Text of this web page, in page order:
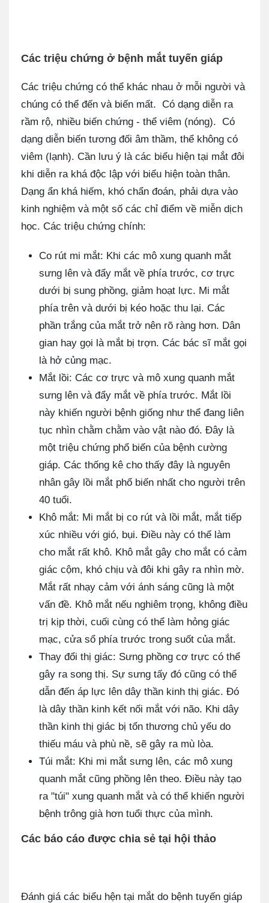
Các triệu chứng ở bệnh mắt tuyến giáp
Các triệu chứng có thể khác nhau ở mỗi người và
chúng có thể đến và biến mất. Có dạng diễn ra
rầm rộ, nhiều biến chứng - thể viêm (nóng). Có
dạng diễn biến tương đối âm thầm, thể không có
viêm (lạnh). Cần lưu ý là các biểu hiện tại mắt đôi
khi diễn ra khá độc lập với biểu hiện toàn thân.
Dạng ẩn khá hiếm, khó chẩn đoán, phải dựa vào
kinh nghiệm và một số các chỉ điểm về miễn dịch
học. Các triệu chứng chính:
Co rút mi mắt: Khi các mô xung quanh mắt
sưng lên và đẩy mắt về phía trước, cơ trực
dưới bị sung phồng, giảm hoạt lực. Mi mắt
phía trên và dưới bị kéo hoặc thu lại. Các
phần trắng của mắt trở nên rõ ràng hơn. Dân
gian hay gọi là mắt bị trợn. Các bác sĩ mắt gọi
là hở củng mạc.
Mắt lồi: Các cơ trực và mô xung quanh mắt
sưng lên và đẩy mắt về phía trước. Mắt lồi
này khiến người bệnh giống như thể đang liên
tục nhìn chằm chằm vào vật nào đó. Đây là
một triệu chứng phổ biến của bệnh cường
giáp. Các thống kê cho thấy đây là nguyên
nhân gây lồi mắt phổ biến nhất cho người trên
40 tuổi.
Khô mắt: Mi mắt bị co rút và lồi mắt, mắt tiếp
xúc nhiều với gió, bụi. Điều này có thể làm
cho mắt rất khô. Khô mắt gây cho mắt có cảm
giác cộm, khó chịu và đôi khi gây ra nhìn mờ.
Mắt rất nhạy cảm với ánh sáng cũng là một
vấn đề. Khô mắt nếu nghiêm trọng, không điều
trị kịp thời, cuối cùng có thể làm hỏng giác
mạc, cửa sổ phía trước trong suốt của mắt.
Thay đổi thị giác: Sưng phồng cơ trực có thể
gây ra song thị. Sự sưng tấy đó cũng có thể
dẫn đến áp lực lên dây thần kinh thị giác. Đó
là dây thần kinh kết nối mắt với não. Khi dây
thần kinh thị giác bị tổn thương chủ yếu do
thiếu máu và phù nề, sẽ gây ra mù lòa.
Túi mắt: Khi mi mắt sưng lên, các mô xung
quanh mắt cũng phồng lên theo. Điều này tạo
ra "túi" xung quanh mắt và có thể khiến người
bệnh trông già hơn tuổi thực của mình.
Các báo cáo được chia sẻ tại hội thảo
Đánh giá các biểu hện tại mắt do bệnh tuyến giáp